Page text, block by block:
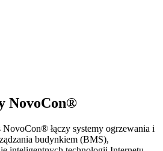
NovoCon®
łączy systemy ogrzewania i
budynkiem (BMS),